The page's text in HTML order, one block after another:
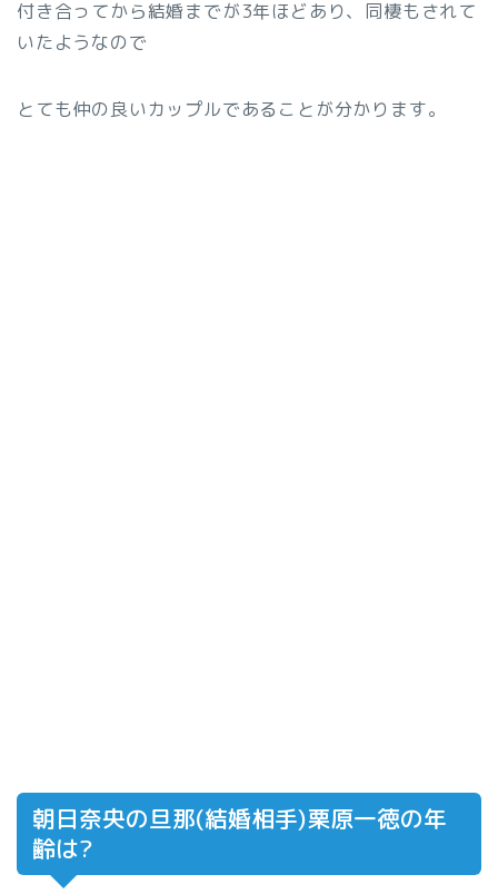
付き合ってから結婚までが3年ほどあり、同棲もされて
いたようなので
とても仲の良いカップルであることが分かります。
朝日奈央の旦那(結婚相手)栗原一徳の年
齢は?